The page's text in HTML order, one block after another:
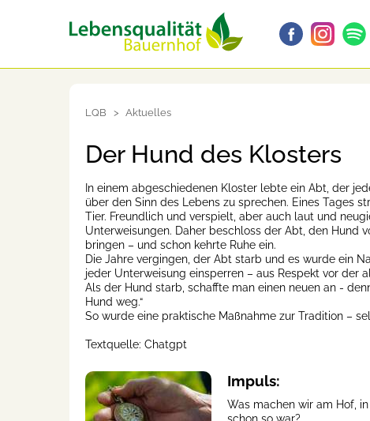
LQB Aktuelles
Der Hund des Klosters
In einem abgeschiedenen Kloster lebte ein Abt, der
über den Sinn des Lebens zu sprechen. Eines Tages
Tier. Freundlich und verspielt, aber auch laut und
Unterweisungen. Daher beschloss der Abt, den Hund
bringen – und schon kehrte Ruhe ein.
Die Jahre vergingen, der Abt starb und es wurde ein
jeder Unterweisung einsperren – aus Respekt vor der
Als der Hund starb, schaffte man einen neuen an -
Hund weg.“
So wurde eine praktische Maßnahme zur Tradition –
Textquelle: Chatgpt
Impuls:
Was machen wir am Hof,